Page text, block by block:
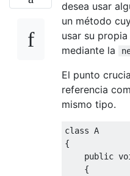
desea usar
un método
usar su
mediante la
El punto
referencia
mismo tipo.
class A
{
public
{